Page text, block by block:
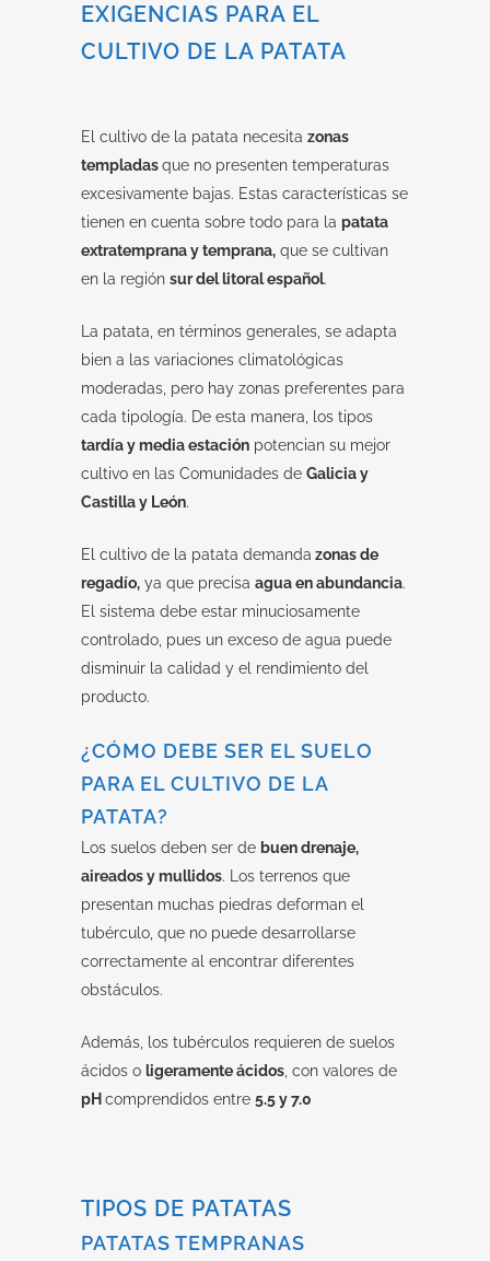
EXIGENCIAS PARA EL
CULTIVO DE LA PATATA
El cultivo de la patata necesita zonas
templadasque no presenten temperaturas
excesivamente bajas. Estas características se
tienen en cuenta sobre todo para la patata
extratemprana y temprana, que se cultivan
en la región sur del litoral español.
La patata, en términos generales, se adapta
bien a las variaciones climatológicas
moderadas, pero hay zonas preferentes para
cada tipología. De esta manera, los tipos
tardía y media estación potencian su mejor
cultivo en las Comunidades de Galicia y
Castilla y León.
El cultivo de la patata demanda zonas de
regadío, ya que precisa agua en abundancia.
El sistema debe estar minuciosamente
controlado, pues un exceso de agua puede
disminuir la calidad y el rendimiento del
producto.
¿CÓMO DEBE SER EL SUELO
PARA EL CULTIVO DE LA
PATATA?
Los suelos deben ser de buen drenaje,
aireados y mullidos. Los terrenos que
presentan muchas piedras deforman el
tubérculo, que no puede desarrollarse
correctamente al encontrar diferentes
obstáculos.
Además, los tubérculos requieren de suelos
ácidos o ligeramente ácidos , con valores de
pH comprendidos entre 5.5 y 7.0
TIPOS DE PATATAS
PATATAS TEMPRANAS